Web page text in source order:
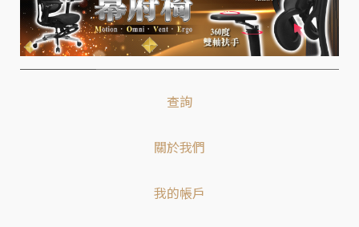
查詢
關於我們
我的帳戶